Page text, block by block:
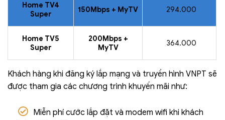
Home TV4
Super
150Mbps + MyTV 294.000
Home TV5
Super
200Mbps +
MyTV
364.000
Khách hàng khi đăng ký lắp mạng và truyền hình VNPT sẽ
được tham gia các chương trình khuyến mãi như:
Miễn phí cước lắp đặt và modem wifi khi khách